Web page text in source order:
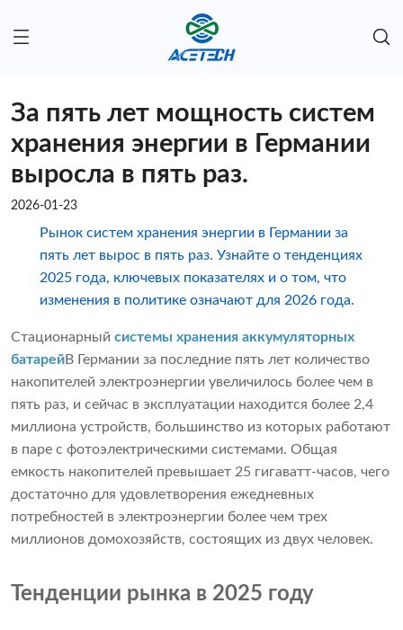
За пять лет мощность систем
хранения энергии в Германии
выросла в пять раз.
2026-01-23
Рынок систем хранения энергии в Германии за
пять лет вырос в пять раз. Узнайте о тенденциях
2025 года, ключевых показателях и о том, что
изменения в политике означают для 2026 года.
Стационарный системы хранения аккумуляторных
батарейВ Германии за последние пять лет количество
накопителей электроэнергии увеличилось более чем в
пять раз, и сейчас в эксплуатации находится более 2,4
миллиона устройств, большинство из которых работают
в паре с фотоэлектрическими системами. Общая
емкость накопителей превышает 25 гигаватт-часов, чего
достаточно для удовлетворения ежедневных
потребностей в электроэнергии более чем трех
миллионов домохозяйств, состоящих из двух человек.
Тенденции рынка в 2025 году